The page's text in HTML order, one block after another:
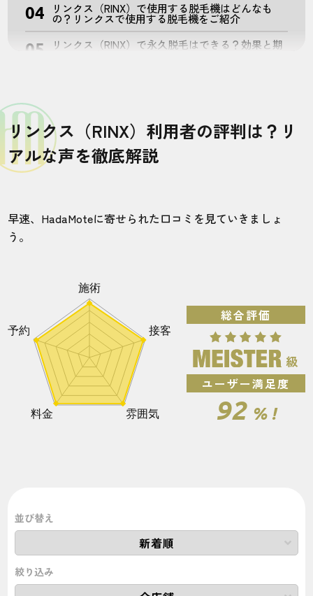
リンクス（RINX）で使用する脱毛機はどんなも
の？リンクスで使用する脱毛機をご紹介
リンクス（RINX）で永久脱毛はできる？効果と期
全身脱毛の回数と期間
店舗ごとの利用者の声をご紹介
リンクス（RINX）のカウンセリング予約方法
【総評】リンクス（RINX）は満足度の高い脱毛を
したい人におすすめ！
リンクスに関するよくある質問
リンクス（RINX）利用者の評判は？リ
アルな声を徹底解説
早速、HadaMoteに寄せられた口コミを見ていきましょ
う。
総合評価
ユーザー満足度
92 % !
並び替え
絞り込み